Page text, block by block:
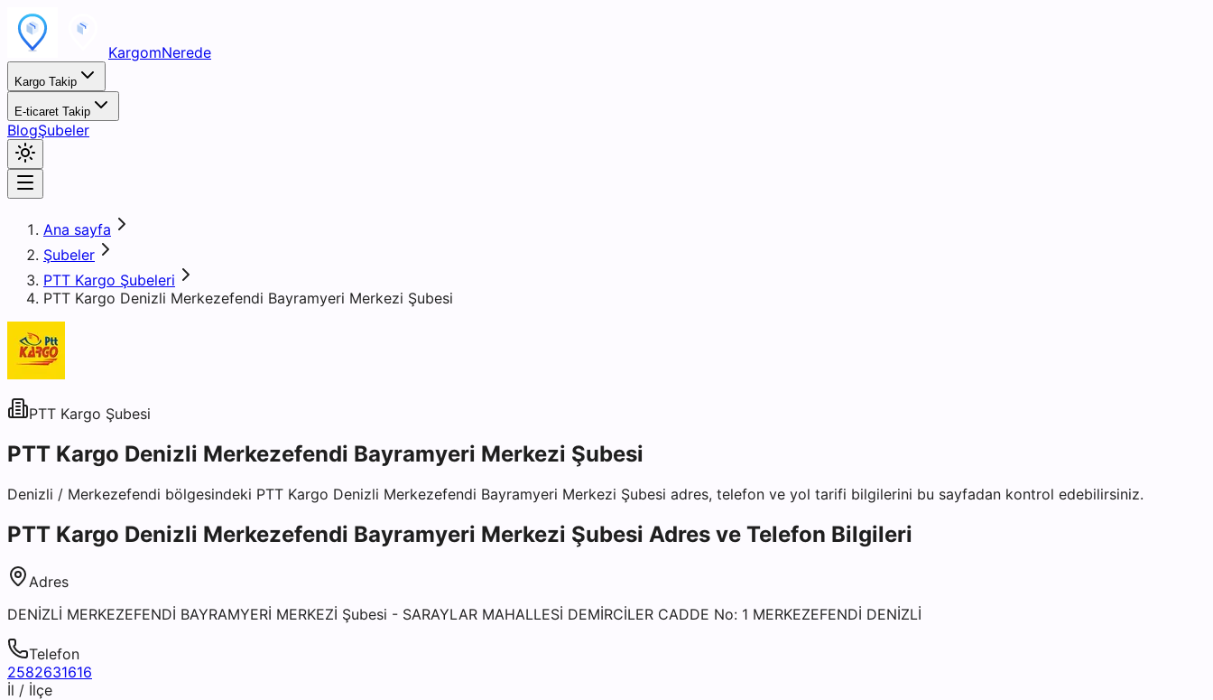
KargomNerede
Kargo Takip
E-ticaret Takip
BlogŞubeler
Ana sayfa
Şubeler
PTT Kargo Şubeleri
PTT Kargo Denizli Merkezefendi Bayramyeri Merkezi Şubesi
PTT Kargo Şubesi
PTT Kargo Denizli Merkezefendi Bayramyeri Merkezi Şubesi
Denizli / Merkezefendi bölgesindeki PTT Kargo Denizli Merkezefendi Bayramyeri Merkezi Şubesi adres, telefon ve yol tarifi bilgilerini bu sayfadan kontrol edebilirsiniz.
PTT Kargo Denizli Merkezefendi Bayramyeri Merkezi Şubesi Adres ve Telefon Bilgileri
Adres
DENİZLİ MERKEZEFENDİ BAYRAMYERİ MERKEZİ Şubesi - SARAYLAR MAHALLESİ DEMİRCİLER CADDE No: 1 MERKEZEFENDİ DENİZLİ
Telefon
2582631616
İl / İlçe